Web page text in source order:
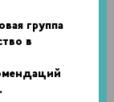
группа
в